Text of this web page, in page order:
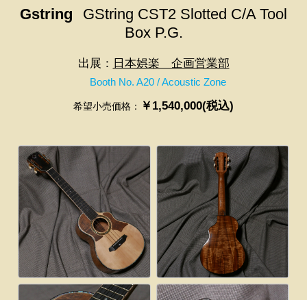
Gstring
GString CST2 Slotted C/A Tool
Box P.G.
出展： 日本娯楽 企画営業部
Booth No. A20 / Acoustic Zone
希望小売価格： ￥1,540,000(税込)